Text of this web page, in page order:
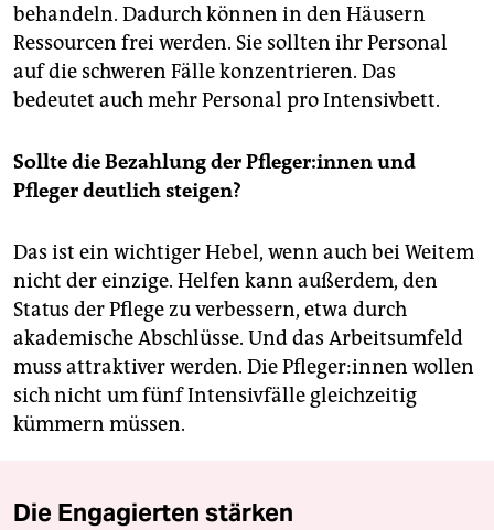
behandeln. Dadurch können in den Häusern
Ressourcen frei werden. Sie sollten ihr Personal
auf die schweren Fälle konzentrieren. Das
bedeutet auch mehr Personal pro Intensivbett.
Sollte die Bezahlung der Pfle­ge­r:in­nen und
Pfleger deutlich steigen?
Das ist ein wichtiger Hebel, wenn auch bei Weitem
nicht der einzige. Helfen kann außerdem, den
Status der Pflege zu verbessern, etwa durch
akademische Abschlüsse. Und das Arbeitsumfeld
muss attraktiver werden. Die Pfle­ge­r:in­nen wollen
sich nicht um fünf Intensivfälle gleichzeitig
kümmern müssen.
Die Engagierten stärken